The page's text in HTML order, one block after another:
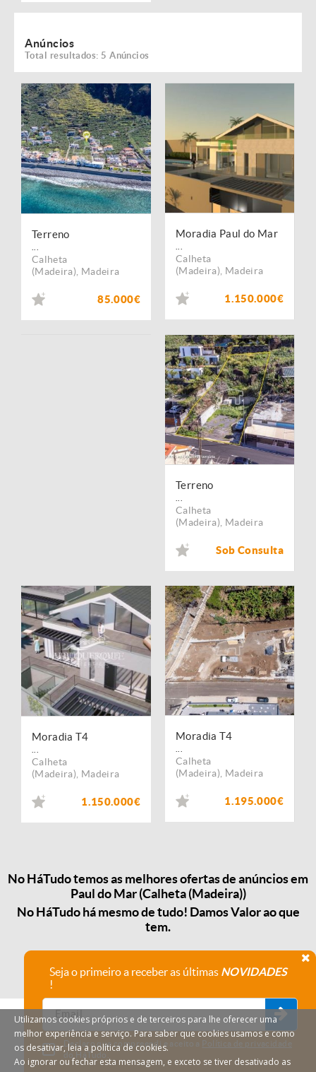
Anúncios
Total resultados: 5 Anúncios
Terreno
Calheta
(Madeira) Madeira
85.000€
Moradia Paul do Mar
Calheta
(Madeira) Madeira
1.150.000€
Terreno
Calheta
(Madeira) Madeira
Sob Consulta
Moradia T4
Calheta
(Madeira) Madeira
1.150.000€
Moradia T4
Calheta
(Madeira) Madeira
1.195.000€
No HáTudo temos as melhores ofertas de anúncios em
Paul do Mar (Calheta (Madeira))
No HáTudo há mesmo de tudo! Damos Valor ao que
tem.
Seja o primeiro a receber as últimas NOVIDADES
!
Declaro que compreendi e aceito a Política de privacidade
do HáTudo.
Utilizamos cookies próprios e de terceiros para lhe oferecer uma
melhor experiência e serviço. Para saber que cookies usamos e como
os desativar, leia a política de cookies.
Ao ignorar ou fechar esta mensagem, e exceto se tiver desativado as